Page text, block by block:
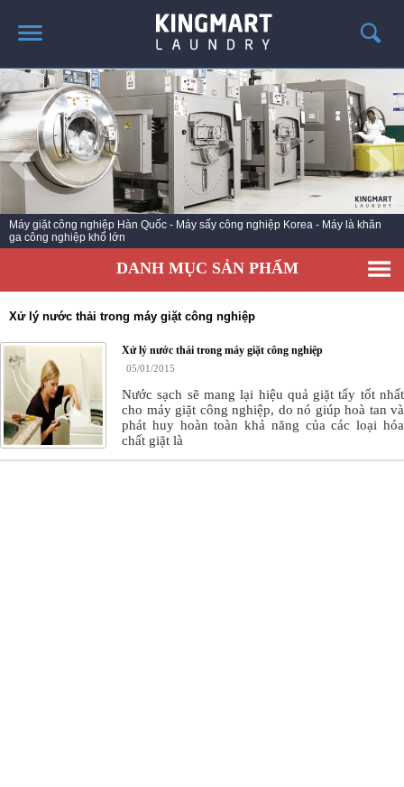
TRANG CHỦ
GIỚI THIỆU
SẢN PHẨM
TIN TỨC GIẶT LÀ
CÔNG TRÌNH TRIỂN KHAI
LIÊN HỆ
Máy giặt công nghiệp Hàn Quốc - Máy sấy công nghiệp Korea - Máy là khăn
ga công nghiệp khổ lớn
DANH MỤC SẢN PHẨM
Xử lý nước thải trong máy giặt công nghiệp
Xử lý nước thải trong máy giặt công nghiệp
05/01/2015
Nước sạch sẽ mang lại hiệu quả giặt tẩy tốt nhất
cho máy giặt công nghiệp, do nó giúp hoà tan và
phát huy hoàn toàn khả năng của các loại hóa
chất giặt là